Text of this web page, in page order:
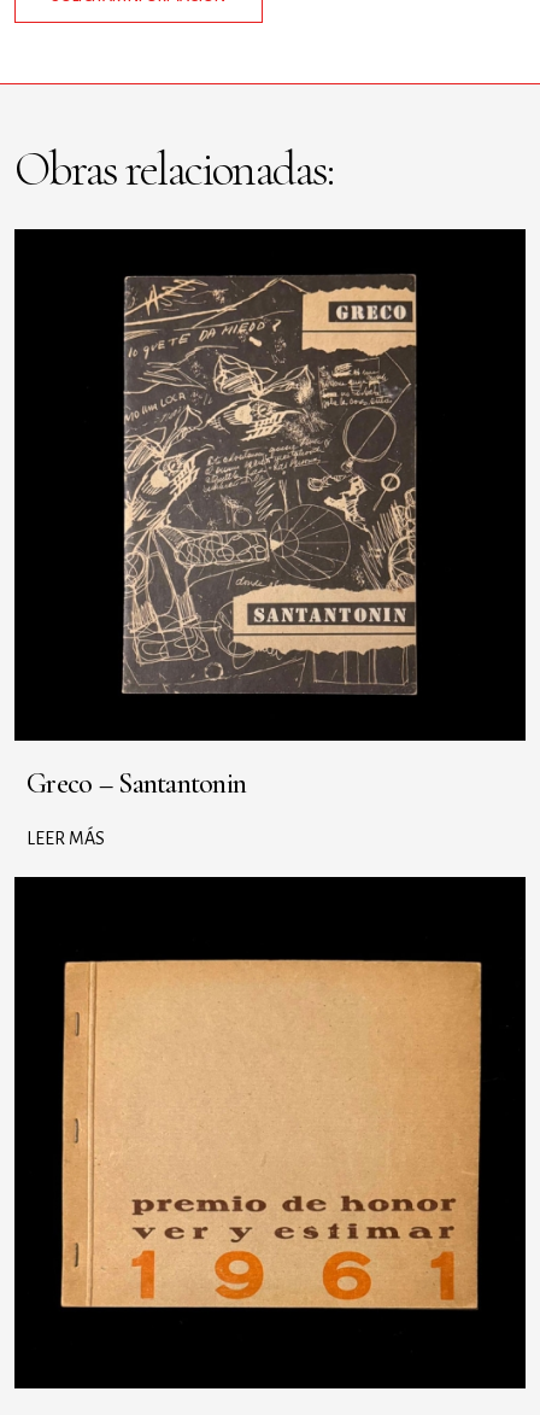
Obras relacionadas:
Greco – Santantonin
LEER MÁS